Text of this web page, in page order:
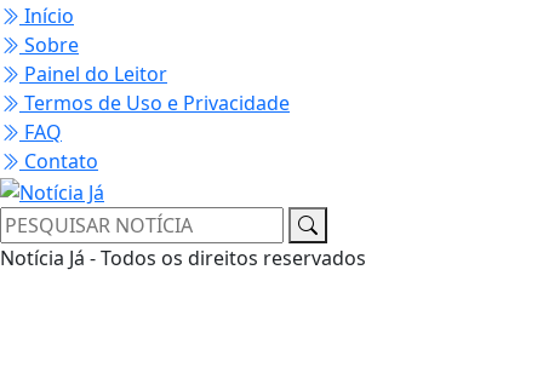
Início
Sobre
Painel do Leitor
Termos de Uso e Privacidade
FAQ
Contato
Notícia Já - Todos os direitos reservados